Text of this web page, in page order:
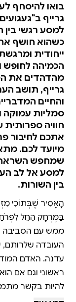
בואו להיסחף
גרייף
למסע רגשי בין
כשהוא חושף
ייחודית
הכמיהה לחופש
מהדהדים את
גרייף, תושב
והחיים
סמליות
חוויה
אתכם לחיבור
מיועד לכם.
שמחפש השראה
למסע אל לב
בין השורות.
הָאָסִיר שֶׁבְּתוֹכִי
בַּמֶּרְחָק הֵחֵל לִפְרֹחַ
ממש עם הסביבה
העובדה שלרותם,
עדנה. האדם
ראשוני וגם אם
להיות בקשר